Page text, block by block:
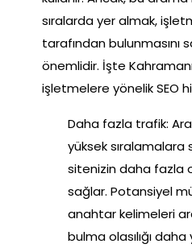
sıralarda yer almak,
tarafından bulunmasını
önemlidir. İşte
işletmelere yönelik SEO
Daha fazla trafik:
yüksek sıralamalara
sitenizin daha fazla
sağlar. Potansiyel
anahtar kelimeleri
bulma olasılığı daha